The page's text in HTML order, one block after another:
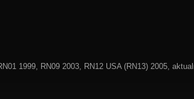
1999, RN09 2003, RN12 USA (RN13) 2005,